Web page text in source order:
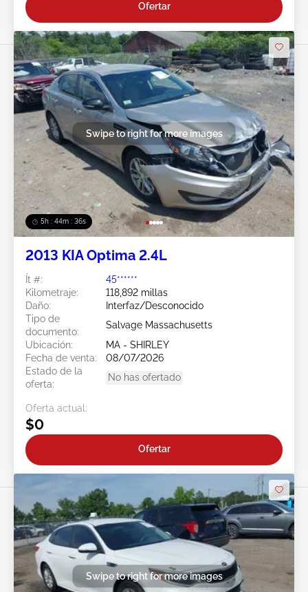
Ofertar
5h : 44m : 34s
Swipe to right for more images
2013 KIA Optima 2.4L
Ít #:
45******
Kilometraje:
118,892 millas
Daño:
Interfaz/Desconocido
Tipo de
documento:
Salvage Massachusetts
Ubicación:
MA - SHIRLEY
Fecha de venta:
08/07/2026
Estado de la
oferta:
No has ofertado
Oferta actual:
$0
Ofertar
Swipe to right for more images